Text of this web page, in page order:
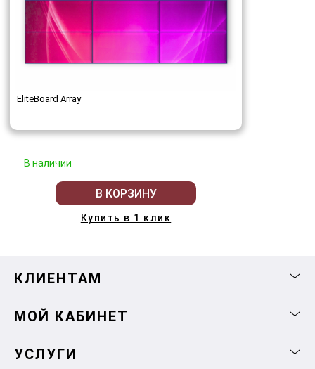
EliteBoard Array
В наличии
В КОРЗИНУ
Купить в 1 клик
КЛИЕНТАМ
МОЙ КАБИНЕТ
УСЛУГИ